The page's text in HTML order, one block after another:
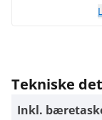
Tekniske
Inkl.